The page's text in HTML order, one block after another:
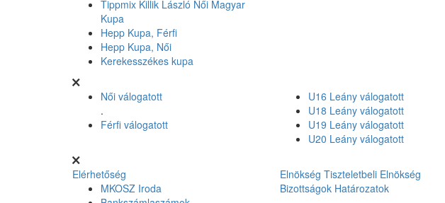
Tippmix Killik László Női Magyar
Kupa
Hepp Kupa, Férfi
Hepp Kupa, Női
Kerekesszékes kupa
Női válogatott
.
Férfi válogatott
U16 Leány válogatott
U18 Leány válogatott
U19 Leány válogatott
U20 Leány válogatott
Elérhetőség
MKOSZ Iroda
Elnökség Tiszteletbeli Elnökség
Bizottságok Határozatok